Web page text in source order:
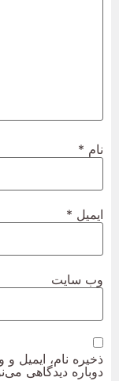
نام *
ایمیل *
وب‌ سایت
ذخیره نام، ایمیل
دوباره دیدگاهی